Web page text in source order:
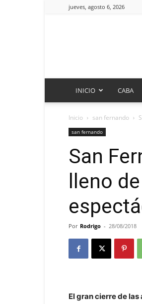
jueves, agosto 6, 2026
INICIO CABA
Inicio san fernando
san fernando
San
lleno
Por Rodrigo - 28/08/2018
El gran cierre de